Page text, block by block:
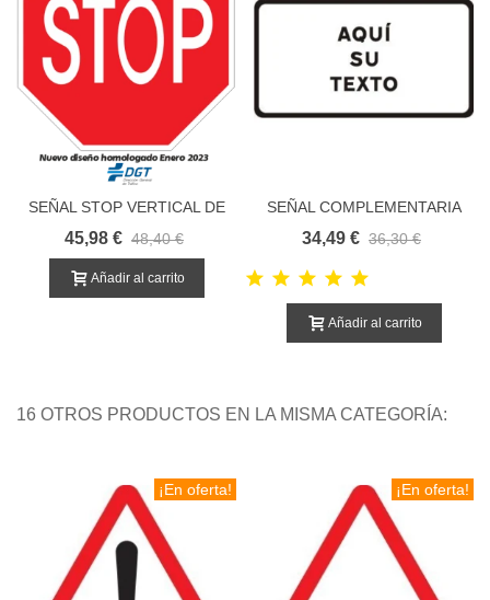
SEÑAL STOP VERTICAL DE
TRAFICO
45,98 € 48,40 €
Añadir al carrito
SEÑAL COMPLEMENTARIA
INFORMATIVA
34,49 € 36,30 €
Añadir al carrito
16 OTROS PRODUCTOS EN LA MISMA CATEGORÍA:
¡En oferta! ¡En oferta!